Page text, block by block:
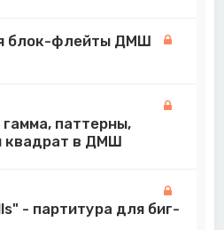
блок-флейты ДМШ
паттерны,
квадрат в ДМШ
- партитура для биг-